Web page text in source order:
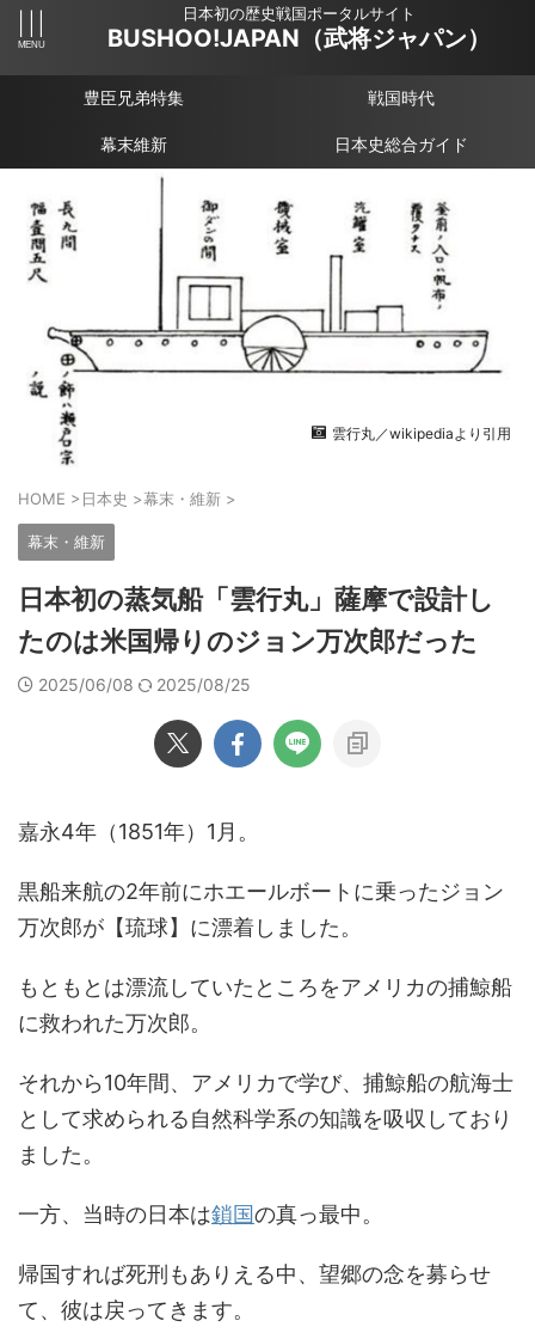
日本初の歴史戦国ポータルサイト
BUSHOO!JAPAN（武将ジャパン）
豊臣兄弟特集 戦国時代
幕末維新 日本史総合ガイド
雲行丸／wikipediaより引用
HOME >日本史 >幕末・維新 >
幕末・維新
日本初の蒸気船「雲行丸」薩摩で設計し
たのは米国帰りのジョン万次郎だった
2025/06/08 2025/08/25
嘉永4年（1851年）1月。
黒船来航の2年前にホエールボートに乗ったジョン
万次郎が【琉球】に漂着しました。
もともとは漂流していたところをアメリカの捕鯨船
に救われた万次郎。
それから10年間、アメリカで学び、捕鯨船の航海士
として求められる自然科学系の知識を吸収しており
ました。
一方、当時の日本は鎖国の真っ最中。
帰国すれば死刑もありえる中、望郷の念を募らせ
て、彼は戻ってきます。